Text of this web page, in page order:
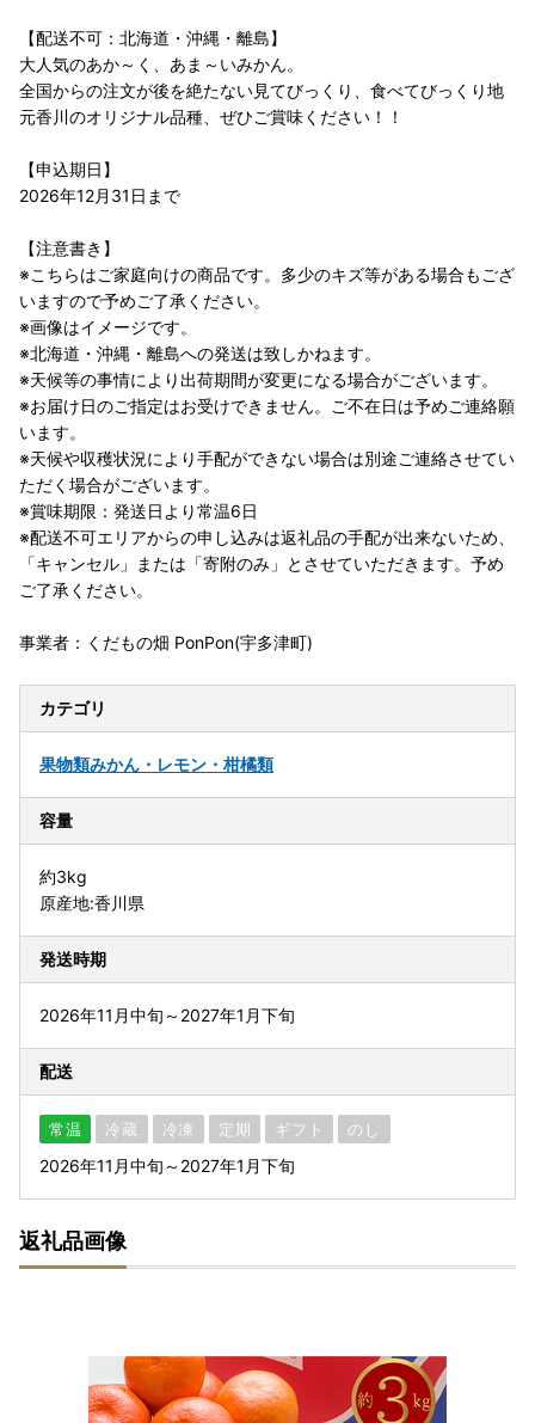
【配送不可：北海道・沖縄・離島】
大人気のあか～く、あま～いみかん。
全国からの注文が後を絶たない見てびっくり、食べてびっくり地
元香川のオリジナル品種、ぜひご賞味ください！！
【申込期日】
2026年12月31日まで
【注意書き】
※こちらはご家庭向けの商品です。多少のキズ等がある場合もござ
いますので予めご了承ください。
※画像はイメージです。
※北海道・沖縄・離島への発送は致しかねます。
※天候等の事情により出荷期間が変更になる場合がございます。
※お届け日のご指定はお受けできません。ご不在日は予めご連絡願
います。
※天候や収穫状況により手配ができない場合は別途ご連絡させてい
ただく場合がございます。
※賞味期限：発送日より常温6日
※配送不可エリアからの申し込みは返礼品の手配が出来ないため、
「キャンセル」または「寄附のみ」とさせていただきます。予め
ご了承ください。
事業者：くだもの畑 PonPon(宇多津町)
カテゴリ
果物類みかん・レモン・柑橘類
容量
約3kg
原産地:香川県
発送時期
2026年11月中旬～2027年1月下旬
配送
常温 冷蔵 冷凍 定期 ギフト のし
2026年11月中旬～2027年1月下旬
返礼品画像